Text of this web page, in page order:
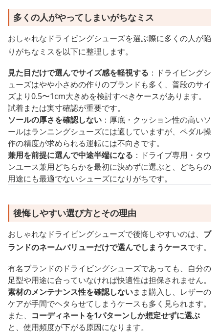
多くの人がやってしまいがちなミス
おしゃれなドライビングシューズを選ぶ際に多くの人が陥
りがちなミスを以下に整理します。
見た目だけで選んでサイズ感を軽視する ：ドライビングシ
ューズはやや小さめの作りのブランドも多く、普段のサイ
ズより0.5〜1cm大きめを検討すべきケースがあります。
試着または実寸確認が重要です。
ソールの厚さを確認しない ：厚底・クッション性の高いソ
ールはランニングシューズには適していますが、ペダル操
作の精度が求められる運転には不向きです。
兼用を前提に選んで中途半端になる ：ドライブ専用・タウ
ンユース兼用どちらかを最初に決めずに選ぶと、どちらの
用途にも最適でないシューズになりがちです。
後悔しやすい選び方とその理由
おしゃれなドライビングシューズで後悔しやすいのは、 ブ
ランドのネームバリューだけで選んでしまうケースです。
有名ブランドのドライビングシューズであっても、自分の
足型や用途に合っていなければ快適性は担保されません。
素材のメンテナンス性を確認しないまま購入し、レザーの
ケアが手間でヘタらせてしまうケースも多く見られます。
また、 コーディネートを1パターンしか想定せずに選ぶ
と、使用頻度が下がる原因になります。